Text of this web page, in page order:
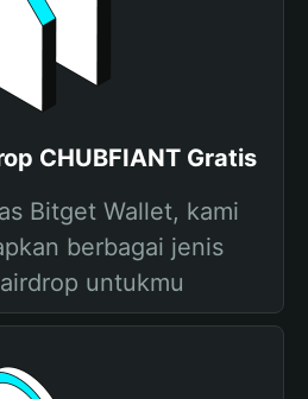
CHUBFIANT Gratis
Bitget Wallet, kami
berbagai jenis
untukmu